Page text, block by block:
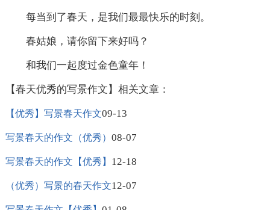
每当到了春天，是我们最最快乐的时刻。
春姑娘，请你留下来好吗？
和我们一起度过金色童年！
【春天优秀的写景作文】相关文章：
【优秀】写景春天作文09-13
写景春天的作文（优秀） 08-07
写景春天的作文【优秀】 12-18
（优秀）写景的春天作文12-07